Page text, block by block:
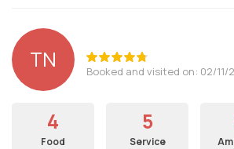
ΤΝ Booked and visited on: 02/11/
4
Food
5
Service